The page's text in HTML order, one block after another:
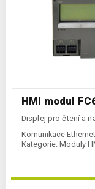
HMI modul
Displej pro čtení a
Komunikace
Kategorie: Moduly